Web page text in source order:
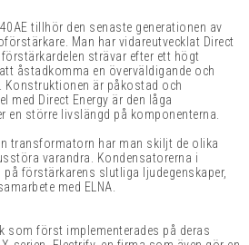
tillhör den senaste generationen av
Man har vidareutvecklat Direct
strävar efter ett högt
åstadkomma en överväldigande och
Konstruktionen är påkostad och
med Direct Energy är den låga
en större livslängd på komponenterna.
transformatorn har man skiljt de olika
varandra. Kondensatorerna i
på förstärkarens slutliga ljudegenskaper,
med ELNA.
som först implementerades på deras